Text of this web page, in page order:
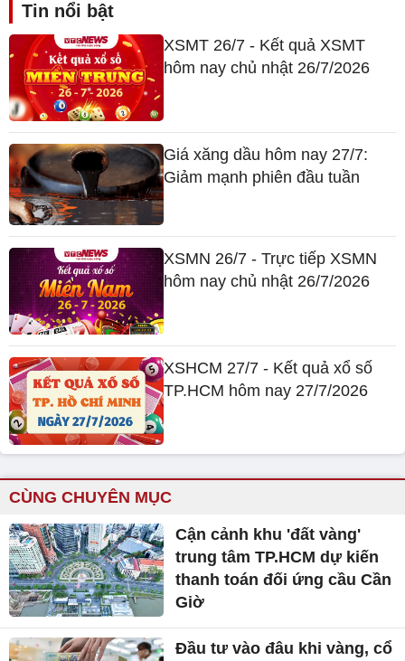
Tin nổi bật
XSMT 26/7 - Kết quả XSMT
hôm nay chủ nhật 26/7/2026
Giá xăng dầu hôm nay 27/7:
Giảm mạnh phiên đầu tuần
XSMN 26/7 - Trực tiếp XSMN
hôm nay chủ nhật 26/7/2026
XSHCM 27/7 - Kết quả xổ số
TP.HCM hôm nay 27/7/2026
CÙNG CHUYÊN MỤC
Cận cảnh khu 'đất vàng'
trung tâm TP.HCM dự kiến
thanh toán đối ứng cầu Cần
Giờ
Đầu tư vào đâu khi vàng, cổ